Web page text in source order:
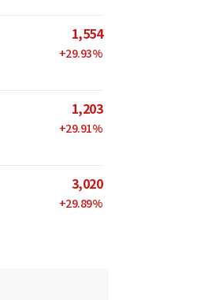
1,554
+29.93%
1,203
+29.91%
3,020
+29.89%